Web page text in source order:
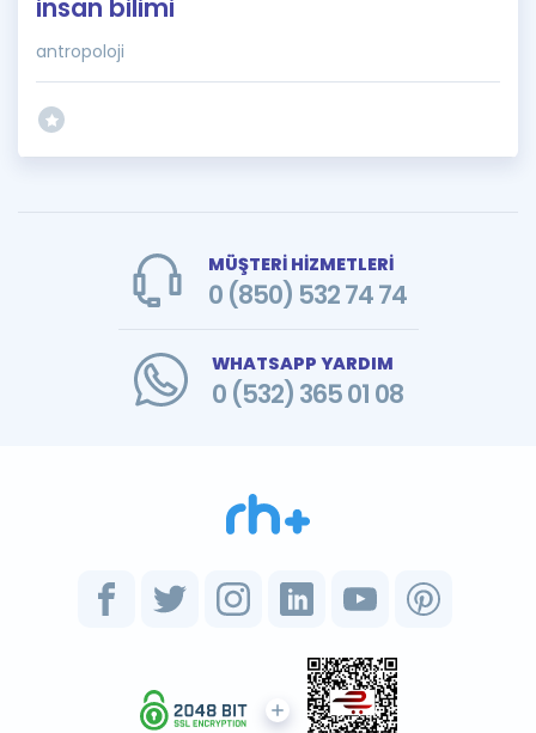
insan bilimi
antropoloji
MÜŞTERİ HİZMETLERİ
0 (850) 532 74 74
WHATSAPP YARDIM
0 (532) 365 01 08